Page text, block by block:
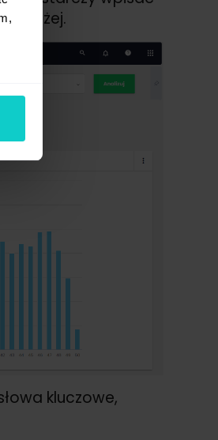
poniżej.
kluczowe,